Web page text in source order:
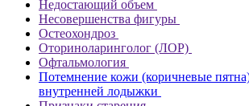
Недостающий объем
Несовершенства фигуры
Остеохондроз
Оториноларинголог (ЛОР)
Офтальмология
Потемнение кожи (коричневые
внутренней лодыжки